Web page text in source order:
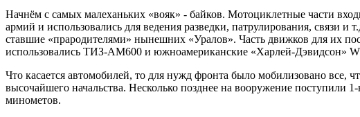
Начнём с самых малеханьких «вояк» - байков. Мотоциклетные части
армий и использовались для ведения разведки, патрулирования, связи
ставшие «прародителями» нынешних «Уралов». Часть движков для их
использовались ТИЗ-АМ600 и южноамериканские «Харлей-Дэвидсон»
Что касается автомобилей, то для нужд фронта было мобилизовано
высочайшего начальства. Несколько позднее на вооружение поступили
минометов.